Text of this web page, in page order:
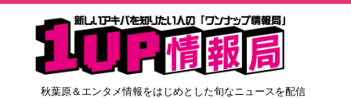
秋葉原＆エンタメ情報をはじめとした旬なニュースを配信